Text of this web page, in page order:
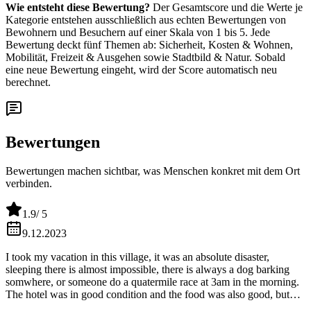
Wie entsteht diese Bewertung? Der Gesamtscore und die Werte je
Kategorie entstehen ausschließlich aus echten Bewertungen von
Bewohnern und Besuchern auf einer Skala von 1 bis 5. Jede
Bewertung deckt fünf Themen ab: Sicherheit, Kosten & Wohnen,
Mobilität, Freizeit & Ausgehen sowie Stadtbild & Natur. Sobald
eine neue Bewertung eingeht, wird der Score automatisch neu
berechnet.
Bewertungen
Bewertungen machen sichtbar, was Menschen konkret mit dem Ort
verbinden.
1.9/ 5
9.12.2023
I took my vacation in this village, it was an absolute disaster,
sleeping there is almost impossible, there is always a dog barking
somwhere, or someone do a quatermile race at 3am in the morning.
The hotel was in good condition and the food was also good, but